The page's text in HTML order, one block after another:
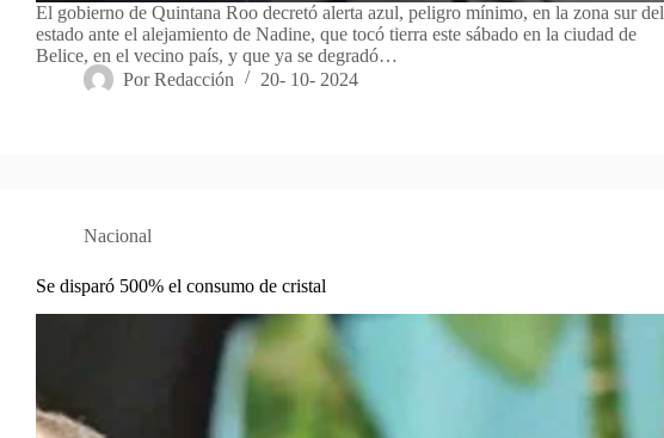
El gobierno de Quintana Roo decretó alerta azul, peligro mínimo, en la zona sur del
estado ante el alejamiento de Nadine, que tocó tierra este sábado en la ciudad de
Belice, en el vecino país, y que ya se degradó…
Por Redacción 20- 10- 2024
Nacional
Se disparó 500% el consumo de cristal